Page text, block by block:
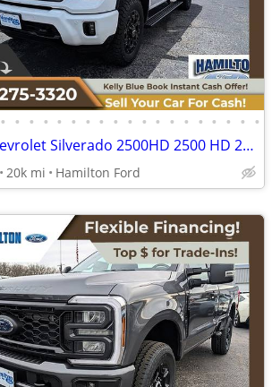
• • • • • • • • • • • • • • • • • • •
2024 Chevrolet Silverado 2500HD 2500 HD 2500-HD LTZCrew Cab
20k mi Hamilton Ford